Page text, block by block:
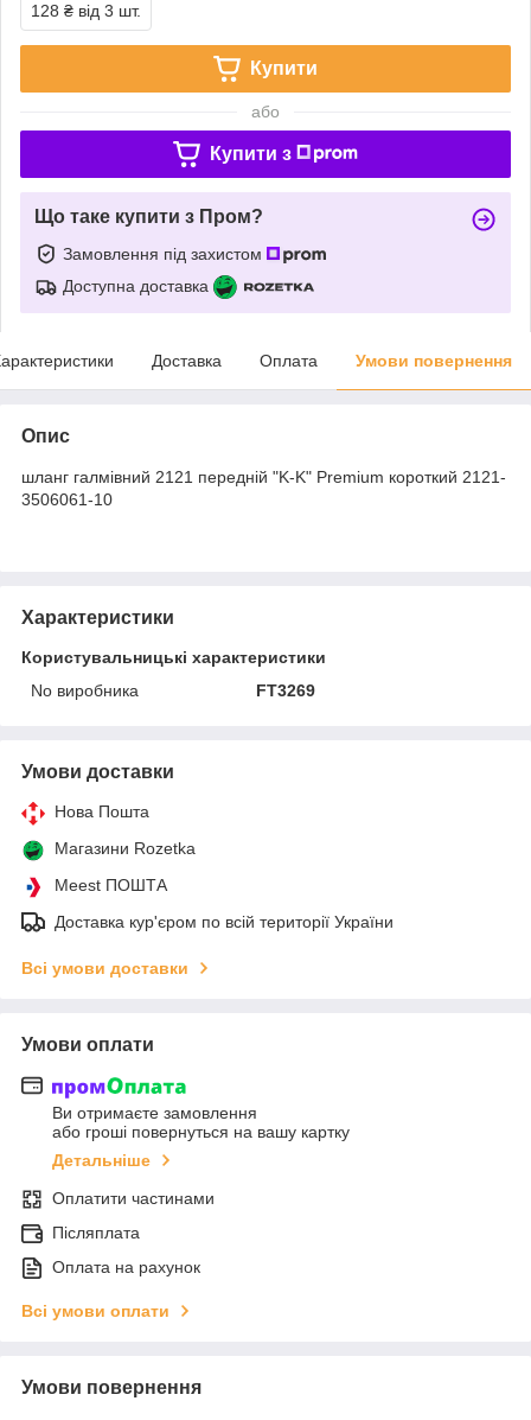
128 ₴ від 3 шт.
Купити
або
Купити з
Що таке купити з Пром?
Замовлення під захистом
Доступна доставка
Доставка Оплата Умови повернення
Опис
шланг галмівний 2121 передній "K-K" Premium короткий 2121-
3506061-10
Характеристики
Користувальницькі характеристики
No виробника
FT3269
Умови доставки
Нова Пошта
Магазини Rozetka
Meest ПОШТА
Доставка кур'єром по всій території України
Всі умови доставки
Умови оплати
Ви отримаєте замовлення
або гроші повернуться на вашу картку
Детальніше
Оплатити частинами
Післяплата
Оплата на рахунок
Всі умови оплати
Умови повернення